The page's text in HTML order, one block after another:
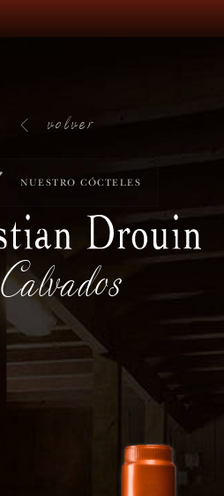
volver
NUESTRO CÓCTELES
Calvados